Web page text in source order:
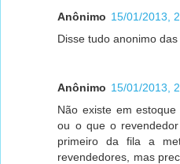
Anônimo 15/01/2013,
Disse tudo anonimo
Anônimo 15/01/2013,
Não existe em
ou o que o
primeiro da fila a
revendedores, mas